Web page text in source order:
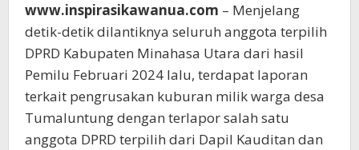
www.inspirasikawanua.com – Menjelang
detik-detik dilantiknya seluruh anggota terpilih
DPRD Kabupaten Minahasa Utara dari hasil
Pemilu Februari 2024 lalu, terdapat laporan
terkait pengrusakan kuburan milik warga desa
Tumaluntung dengan terlapor salah satu
anggota DPRD terpilih dari Dapil Kauditan dan